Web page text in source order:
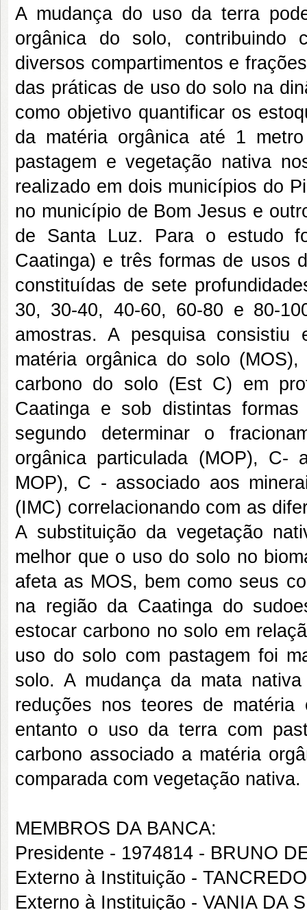
A mudança do uso da terra
orgânica do solo, contribuindo
diversos compartimentos e
das práticas de uso do solo na
como objetivo quantificar os
da matéria orgânica até 1
pastagem e vegetação nativa
realizado em dois municípios do
no município de Bom Jesus e
de Santa Luz. Para o estudo
Caatinga) e três formas de usos
constituídas de sete
30, 30-40, 40-60, 60-80 e 80-
amostras. A pesquisa
matéria orgânica do solo
carbono do solo (Est C) em
Caatinga e sob distintas
segundo determinar o
orgânica particulada (MOP), C-
MOP), C - associado aos
(IMC) correlacionando com as
A substituição da vegetação
melhor que o uso do solo no
afeta as MOS, bem como seus
na região da Caatinga do
estocar carbono no solo em
uso do solo com pastagem foi
solo. A mudança da mata
reduções nos teores de matéria
entanto o uso da terra com
carbono associado a matéria
comparada com vegetação nativa.
MEMBROS DA BANCA:
Presidente - 1974814 - BRUNO
Externo à Instituição -
Externo à Instituição - VANIA DA